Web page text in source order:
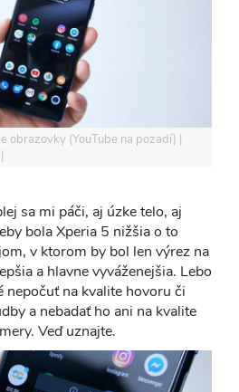
obrazovky (YouTube na pozadí)
sa mi páči, aj úzke telo, aj
bola Xperia 5 nižšia o to
v ktorom by bol len výrez na
a hlavne vyváženejšia. Lebo
nepočuť na kvalite hovoru či
a nebadať ho ani na kvalite
Veď uznajte.